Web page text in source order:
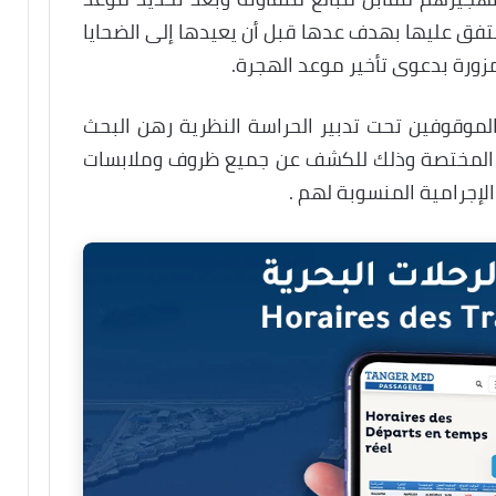
عليها بهدف عدها قبل أن يعيدها إلى الضحايا
بدعوى تأخير موعد الهجرة.
تحت تدبير الحراسة النظرية رهن البحث
المختصة وذلك للكشف عن جميع ظروف وملابسات
المنسوبة لهم .